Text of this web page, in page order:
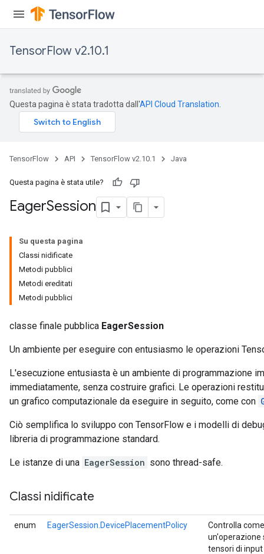
TensorFlow v2.10.1
Questa pagina è stata tradotta dall'API Cloud Translation
TensorFlow API TensorFlow v2.10.1 Java
Questa pagina è stata utile?
EagerSession
Su questa pagina
Classi nidificate
Metodi pubblici
Metodi ereditati
Metodi pubblici
classe finale pubblica EagerSession
Un ambiente per eseguire con entusiasmo le operazioni
L'esecuzione entusiasta è un ambiente di programmazione
immediatamente, senza costruire grafici. Le operazioni
un grafico computazionale da eseguire in seguito, come con
Ciò semplifica lo sviluppo con TensorFlow e i modelli di
libreria di programmazione standard.
Le istanze di una EagerSession sono thread-safe.
Classi nidificate
enum EagerSession.DevicePlacementPolicy
Controlla
un'operazione
tensori di